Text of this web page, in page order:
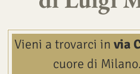
Vieni a trovarci in via
cuore di Milano.